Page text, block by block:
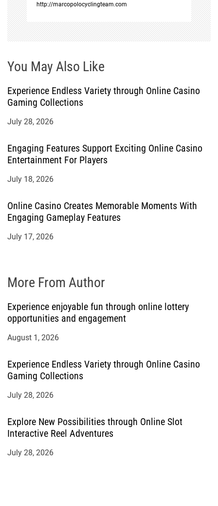
o
n
http://marcopolocyclingteam.com
You May Also Like
Experience Endless Variety through Online Casino
Gaming Collections
July 28, 2026
Engaging Features Support Exciting Online Casino
Entertainment For Players
July 18, 2026
Online Casino Creates Memorable Moments With
Engaging Gameplay Features
July 17, 2026
More From Author
Experience enjoyable fun through online lottery
opportunities and engagement
August 1, 2026
Experience Endless Variety through Online Casino
Gaming Collections
July 28, 2026
Explore New Possibilities through Online Slot
Interactive Reel Adventures
July 28, 2026